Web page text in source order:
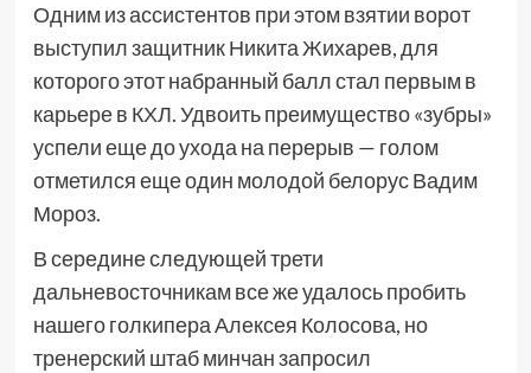
Одним из ассистентов при этом взятии ворот
выступил защитник Никита Жихарев, для
которого этот набранный балл стал первым в
карьере в КХЛ. Удвоить преимущество «зубры»
успели еще до ухода на перерыв — голом
отметился еще один молодой белорус Вадим
Мороз.
В середине следующей трети
дальневосточникам все же удалось пробить
нашего голкипера Алексея Колосова, но
тренерский штаб минчан запросил